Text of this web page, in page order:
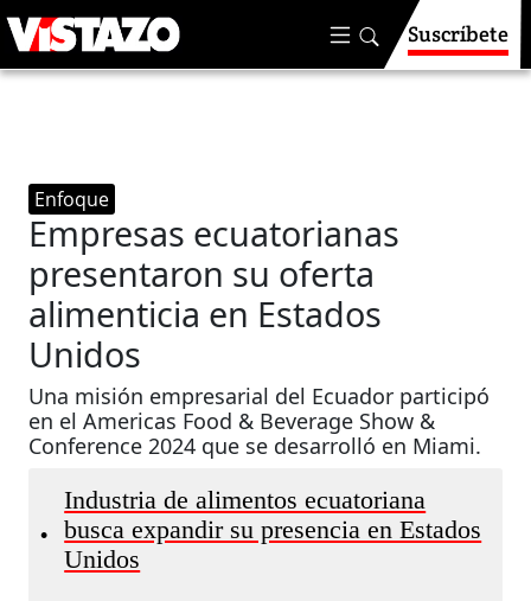
Suscríbete
Enfoque
Empresas ecuatorianas
presentaron su oferta
alimenticia en Estados
Unidos
Una misión empresarial del Ecuador participó
en el Americas Food & Beverage Show &
Conference 2024 que se desarrolló en Miami.
•
Industria de alimentos ecuatoriana
busca expandir su presencia en Estados
Unidos